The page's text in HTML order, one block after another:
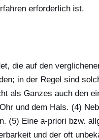
erforderlich ist.
die auf den
in der Regel sind
als Ganzes auch den
und dem Hals. (4)
(5) Eine a-priori bzw.
und der oft